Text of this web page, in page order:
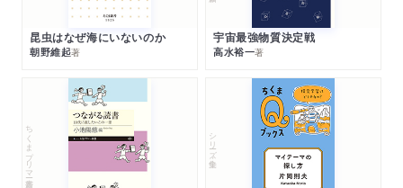
昆虫はなぜ海にいないのか
朝野維起著
宇宙最強物質決定戦
高水裕一著
ちくまプリマー新書 シリーズ・全集